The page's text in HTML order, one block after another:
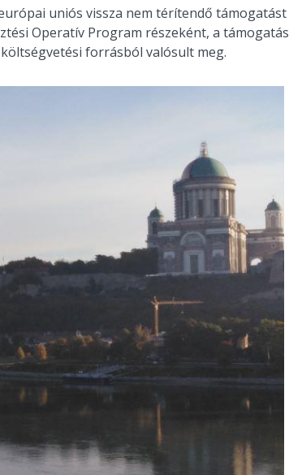
uniós vissza nem térítendő támogatást
Operatív Program részeként, a támogatás
forrásból valósult meg.